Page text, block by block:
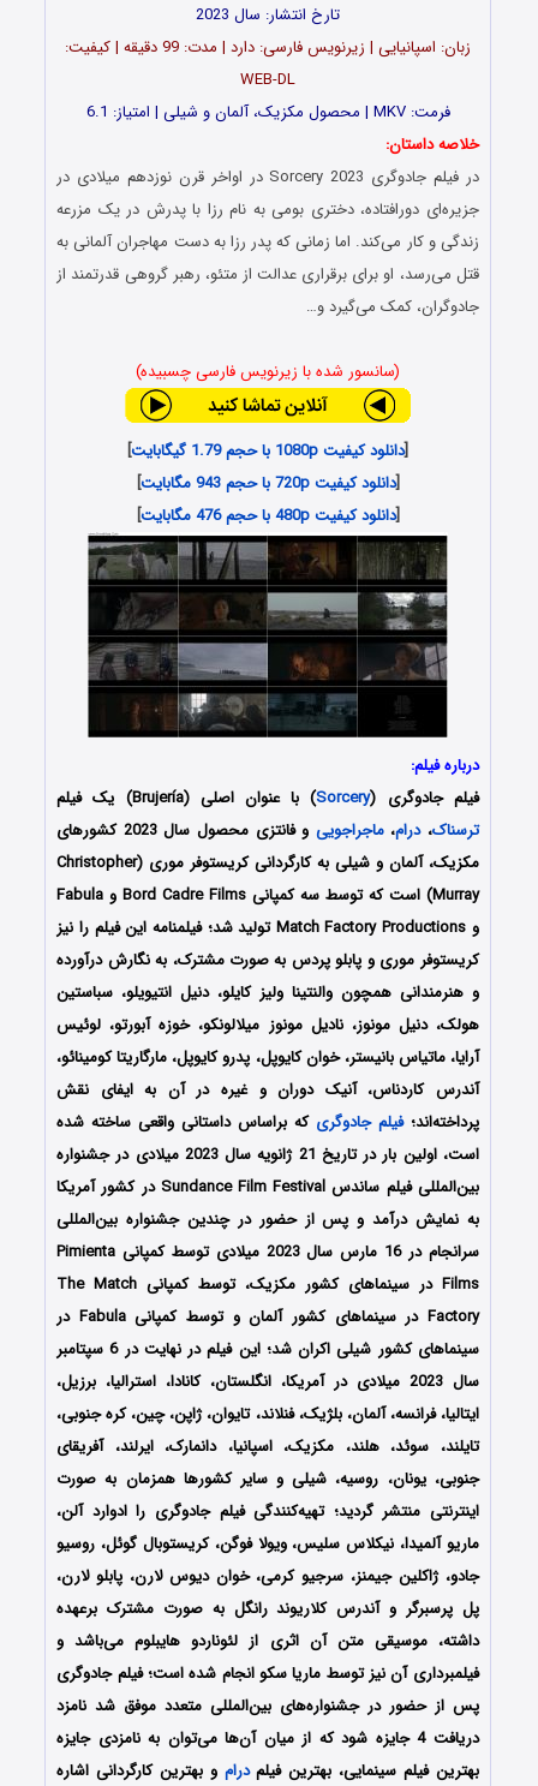
تارخ انتشار: سال 2023
زبان: اسپانیایی | زیرنویس فارسی: دارد | مدت: 99 دقیقه | کیفیت:
WEB-DL
فرمت: MKV | محصول مکزیک، آلمان و شیلی | امتیاز: 6.1
خلاصه داستان:
در فیلم جادوگری Sorcery 2023 در اواخر قرن نوزدهم میلادی در
جزیره‌ای دورافتاده، دختری بومی به نام رزا با پدرش در یک مزرعه
زندگی و کار می‌کند. اما زمانی که پدر رزا به دست مهاجران آلمانی به
قتل می‌رسد، او برای برقراری عدالت از متئو، رهبر گروهی قدرتمند از
جادوگران، کمک می‌گیرد و…
(سانسور شده با زیرنویس فارسی چسبیده)
[دانلود کیفیت 1080p با حجم 1.79 گیگابایت
]
[دانلود کیفیت 720p با حجم 943 مگابایت
]
[دانلود کیفیت 480p با حجم 476 مگابایت ]
درباره فیلم:
فیلم جادوگری (Sorcery) با عنوان اصلی (Brujería) یک فیلم
ترسناک،درام،ماجراجویی
و فانتزی محصول سال 2023 کشورهای
مکزیک، آلمان و شیلی به کارگردانی کریستوفر موری (Christopher
Murray) است که توسط سه کمپانی Bord Cadre Films و Fabula
و Match Factory Productions تولید شد؛ فیلمنامه این فیلم را نیز
کریستوفر موری و پابلو پردس به صورت مشترک، به نگارش درآورده
و هنرمندانی همچون والنتینا ولیز کایلو، دنیل انتیویلو، سباستین
هولک، دنیل مونوز، نادیل مونوز میلالونکو، خوزه آبورتو، لوئیس
آرایا، ماتیاس بانیستر، خوان کایوپل، پدرو کایوپل، مارگاریتا کومینائو،
آندرس کاردناس، آنیک دوران و غیره در آن به ایفای نقش
پرداخته‌اند؛فیلم جادوگری که براساس داستانی واقعی ساخته شده
است، اولین بار در تاریخ 21 ژانویه سال 2023 میلادی در جشنواره
بین‌المللی فیلم ساندس Sundance Film Festival در کشور آمریکا
به نمایش درآمد و پس از حضور در چندین جشنواره بین‌المللی
سرانجام در 16 مارس سال 2023 میلادی توسط کمپانی‌ Pimienta
Films در سینماهای کشور مکزیک، توسط کمپانی The Match
Factory در سینماهای کشور آلمان و توسط کمپانی Fabula در
سینماهای کشور شیلی اکران شد؛ این فیلم در نهایت در 6 سپتامبر
سال 2023 میلادی در آمریکا، انگلستان، کانادا، استرالیا، برزیل،
ایتالیا، فرانسه، آلمان، بلژیک، فنلاند، تایوان، ژاپن، چین، کره جنوبی،
تایلند، سوئد، هلند، مکزیک، اسپانیا، دانمارک، ایرلند، آفریقای
جنوبی، یونان، روسیه، شیلی و سایر کشورها همزمان به صورت
اینترنتی منتشر گردید؛ تهیه‌کنندگی فیلم جادوگری را ادوارد آلن،
ماریو آلمیدا، نیکلاس سلیس، ویولا فوگن، کریستوبال گوئل، روسیو
جادو، ژاکلین جیمنز، سرجیو کرمی، خوان دیوس لارن، پابلو لارن،
پل پرسبرگر و آندرس کلاریوند رانگل به صورت مشترک برعهده
داشته، موسیقی متن آن اثری از لئوناردو هایبلوم می‌باشد و
فیلمبرداری آن نیز توسط ماریا سکو انجام شده است؛ فیلم جادوگری
پس از حضور در جشنواره‌‌های بین‌المللی متعدد موفق شد نامزد
دریافت 4 جایزه شود که از میان آن‌ها می‌توان به نامزدی جایزه
بهترین فیلم سینمایی، بهترین فیلمدرام و بهترین کارگردانی اشاره